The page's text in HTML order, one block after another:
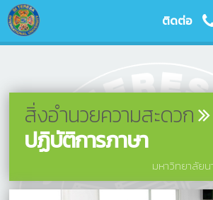
ติดต่อ
สิ่งอำนวยความสะดวก
ปฏิบัติการภาษา
มหาวิทยาลัยน